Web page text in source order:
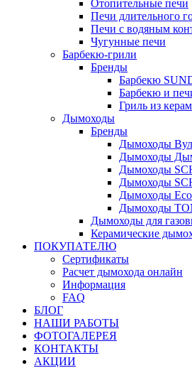
Отопительные печи
Печи длительного
Печи с водяным
Чугунные печи
Барбекю-грили
Бренды
Барбекю
Барбекю и
Гриль из
Дымоходы
Бренды
Дымоходы
Дымоходы
Дымоходы
Дымоходы
Дымоходы
Дымоходы
Дымоходы для
Керамические
ПОКУПАТЕЛЮ
Сертификаты
Расчет дымохода онлайн
Информация
FAQ
БЛОГ
НАШИ РАБОТЫ
ФОТОГАЛЕРЕЯ
КОНТАКТЫ
АКЦИИ